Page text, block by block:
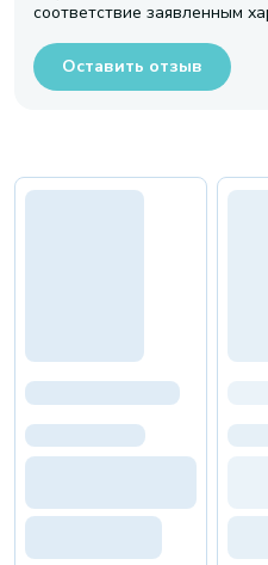
соответствие заявленным
Оставить отзыв